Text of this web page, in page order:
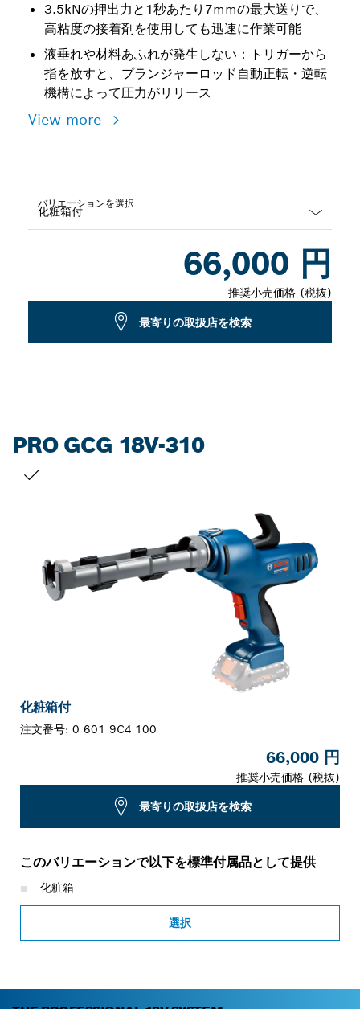
3.5kNの押出力と1秒あたり7mmの最大送りで、
高粘度の接着剤を使用しても迅速に作業可能
液垂れや材料あふれが発生しない：トリガーから
指を放すと、プランジャーロッド自動正転・逆転
機構によって圧力がリリース
View more
バリエーションを選択
66,000 円
推奨小売価格 (税抜)
最寄りの取扱店を検索
PRO GCG 18V-310
化粧箱付
注文番号: 0 601 9C4 100
66,000 円
推奨小売価格 (税抜)
最寄りの取扱店を検索
このバリエーションで以下を標準付属品として提供
化粧箱
選択